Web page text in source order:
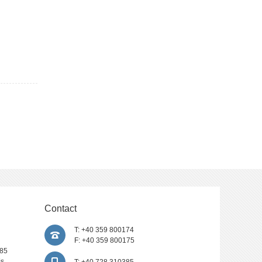
Contact
T: +40 359 800174
F: +40 359 800175